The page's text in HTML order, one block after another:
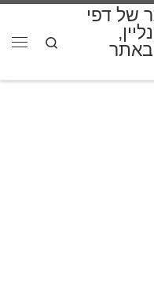
של דפי
באתר
Search